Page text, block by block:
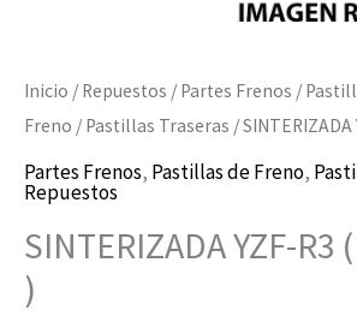
Inicio / Repuestos / Partes Frenos /
Freno / Pastillas Traseras / SINTERIZADA
Partes Frenos, Pastillas de Freno,
Repuestos
SINTERIZADA YZF-R3
)